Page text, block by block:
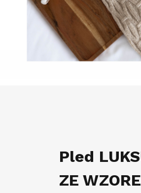
Pled
ZE